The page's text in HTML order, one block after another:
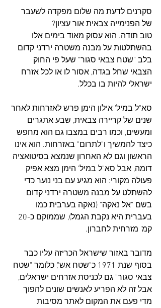
סקרנים לדעת מה שלום מפקדה לשעבר
של הפנימייה צבאית אור עציון?
טוב תודה. הוא עסוק מאוד בימים אלו
בהשתלטות על מבנה משטרה ירדני קדום
בלב "שטח צבאי סגור" שעל פי החוק
הצבאי שחל בגדה, אסור לו או לכל אזרח
ישראלי להיות בו בכלל.
סא"ל במיל' אילון הימן פרש לאזרחות לאחר
שנים של קריירה צבאית, שבע אתגרים
ומעשים, וכמו רבים במצבו גם הוא מחפש
כיצד להמשיך ו"לתרום" באזרחות. הוא אינו
הראשון וגם לא האחרון שנמצא בסיטואציה
דומה, אבל סא"ל במיל' הימן מצא אפיק
פעולה מקורי: הוא מגיע עם בני נוער כדי
להשתלט על מבנה משטרה ירדני קדום
בשם "אל נאקה" (נאקה בערבית כמו
קמ' מזרחית לחברון.
מדובר באזור שישראל הכריזה עליו כבר
בסוף שנת 1971 כ"שטח אש", כלומר "שטח
צבאי סגור" גם לכניסת אזרחים ישראלים,
אבל זה לא הפריע לאנשים שונים להפוך
מדי פעם את המקום לאתר מסיבות